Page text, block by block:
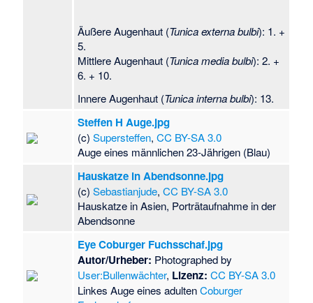
Äußere Augenhaut (Tunica externa bulbi): 1. +
5.
Mittlere Augenhaut (Tunica media bulbi): 2. +
6. + 10.
Innere Augenhaut (Tunica interna bulbi): 13.
Steffen H Auge.jpg
(c)Supersteffen,CC BY-SA 3.0
Auge eines männlichen 23-Jährigen (Blau)
Hauskatze in Abendsonne.jpg
(c)Sebastianjude,CC BY-SA 3.0
Hauskatze in Asien, Porträtaufnahme in der
Abendsonne
Eye Coburger Fuchsschaf.jpg
Autor/Urheber: Photographed by
User:Bullenwächter, Lizenz: CC BY-SA 3.0
Linkes Auge eines adultenCoburger